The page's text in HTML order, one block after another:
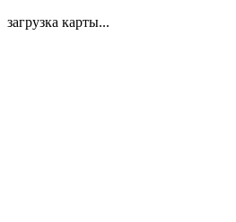
загрузка карты...